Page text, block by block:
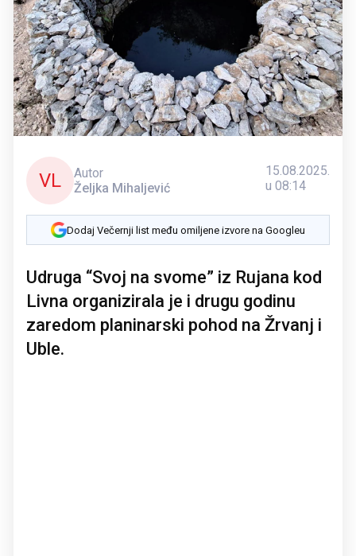
VL
Autor
Željka Mihaljević
15.08.2025.
u 08:14
Dodaj Večernji list među omiljene izvore na Googleu
Udruga “Svoj na svome” iz Rujana kod
Livna organizirala je i drugu godinu
zaredom planinarski pohod na Žrvanj i
Uble.